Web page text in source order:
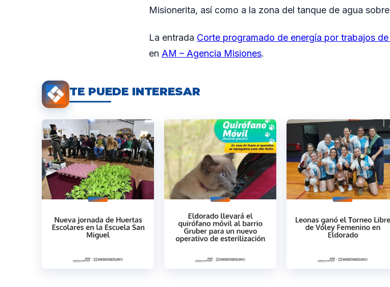
Misionerita, así como a la zona del tanque de agua
La entrada Corte programado de energía por trabajos
en AM – Agencia Misiones.
TE PUEDE INTERESAR